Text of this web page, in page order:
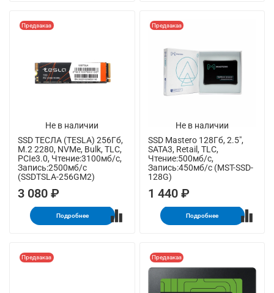
Не в наличии
Предзаказ
SSD ТЕСЛА (TESLA) 256Гб,
M.2 2280, NVMe, Bulk, TLC,
PCIe3.0, Чтение:3100мб/с,
Запись:2500мб/с
(SSDTSLA-256GM2)
3 080 ₽
Подробнее
Не в наличии
Предзаказ
SSD Mastero 128Гб, 2.5",
SATA3, Retail, TLC,
Чтение:500мб/с,
Запись:450мб/с (MST-SSD-
128G)
1 440 ₽
Подробнее
Предзаказ Предзаказ